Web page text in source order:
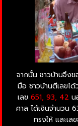
จากนั้น ชาวบ้านจึงข
มือ ชาวบ้านตีเลขได้
เลข 651, 93, 42 น
ศาล ได้เงินจำนวน
ทรงให้ และเล